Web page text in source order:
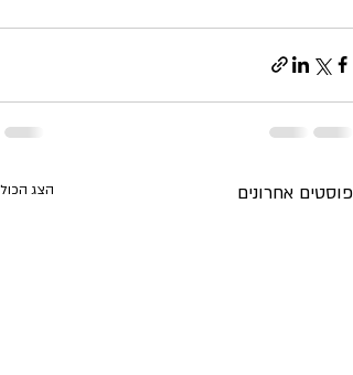
פוסטים אחרונים הצג הכול